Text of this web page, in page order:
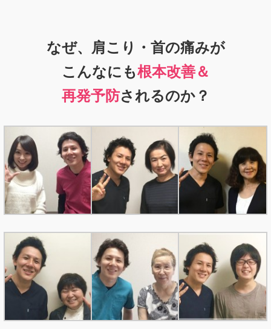
なぜ、肩こり・首の痛みが
こんなにも根本改善＆
再発予防されるのか？